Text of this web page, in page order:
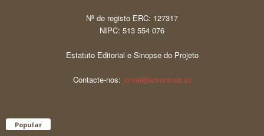
Nº de registo ERC: 127317
NIPC: 513 554 076
Estatuto Editorial e Sinopse do Projeto
Contacte-nos: jornal@amormais.pt
Popular